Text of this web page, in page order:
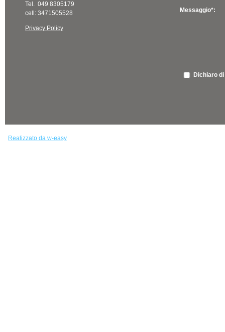
Tel. 049 8305179
cell: 3471505528
Privacy Policy
Messaggio*:
Dichiaro
Realizzato da w-easy